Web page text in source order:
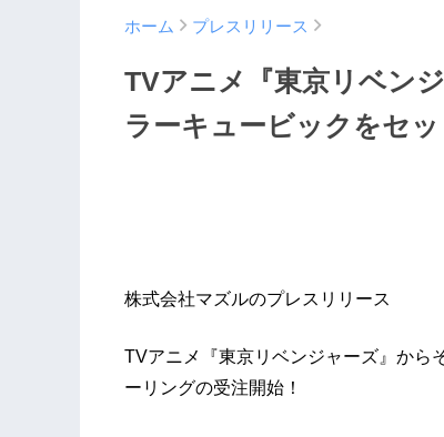
ホーム プレスリリース
TVアニメ『東京リベン
ラーキュービックをセ
株式会社マズルのプレスリリース
TVアニメ『東京リベンジャーズ』から
ーリングの受注開始！